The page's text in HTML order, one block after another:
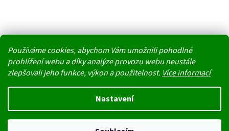
Používáme cookies, abychom Vám umožnili pohodlné
prohlížení webu a díky analýze provozu webu neustále
zlepšovali jeho funkce, výkon a použitelnost. Více informací
Nastavení
Nedoporučujeme v těchto tropických dnech jako dopravu doručovací
Copyright 2026PŘÍRODA REGENERUJE NÁS. Všechna práva